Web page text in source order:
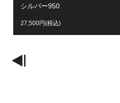
シルバー950
27,500円(税込)